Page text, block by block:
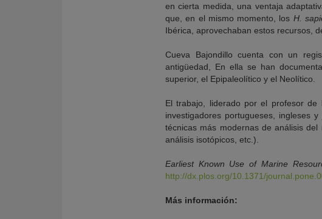
en cierta medida, una ventaja
que, en el mismo momento, los H.
Ibérica, aprovechaban estos recursos,
Cueva Bajondillo cuenta con un
antigüedad, En ella se han
superior, el Epipaleolítico y el Neolítico.
El trabajo, liderado por el profesor de
investigadores portugueses, ingleses
técnicas más modernas de análisis
análisis isotópicos, etc.).
Earliest Known Use of Marine
http://dx.plos.org/10.1371/
Más información: